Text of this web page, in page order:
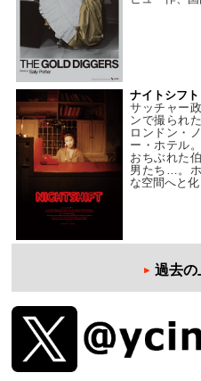
ナイトシフ
サッチャー
ンで撮られ
ロンドン・
ー・ホテル
おちぶれた
男たち…。
な空間へと化
過去の